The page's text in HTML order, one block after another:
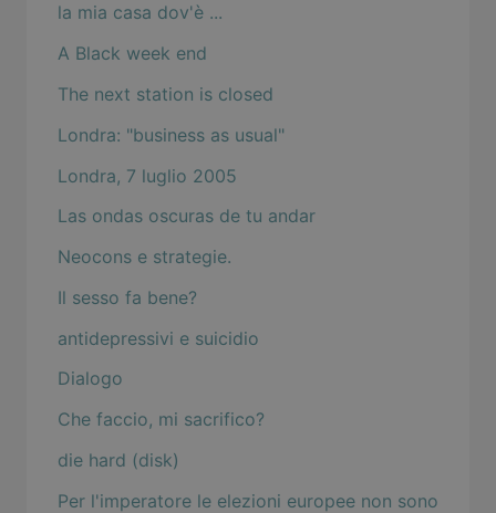
la mia casa dov'è ...
A Black week end
The next station is closed
Londra: "business as usual"
Londra, 7 luglio 2005
Las ondas oscuras de tu andar
Neocons e strategie.
Il sesso fa bene?
antidepressivi e suicidio
Dialogo
Che faccio, mi sacrifico?
die hard (disk)
Per l'imperatore le elezioni europee non sono